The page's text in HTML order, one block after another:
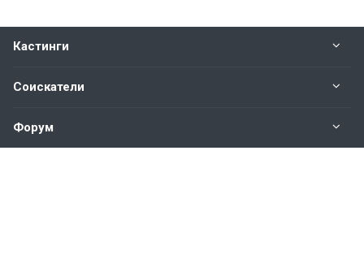
Кастинги
Соискатели
Форум